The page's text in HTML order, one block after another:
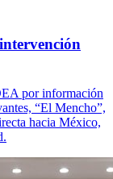
por información
“El Mencho”,
hacia México,